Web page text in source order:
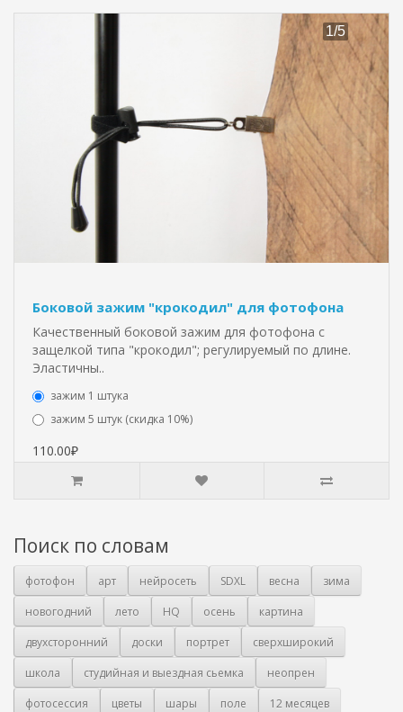
Боковой зажим "крокодил" для фотофона
Качественный боковой зажим для фотофона с
защелкой типа "крокодил"; регулируемый по длине.
Эластичны..
зажим 1 штука
зажим 5 штук (скидка 10%)
110.00₽
Поиск по словам
фотофон арт нейросеть SDXL весна
зима
новогодний
лето HQ осень
картина
двухсторонний
доски портрет
сверхширокий
школа
студийная и выездная сьемка
неопрен
фотосессия
цветы шары поле
12 месяцев